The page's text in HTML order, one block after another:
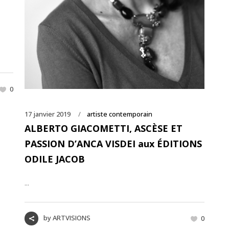
17 janvier 2019 artiste contemporain
ALBERTO GIACOMETTI, ASCÈSE ET
PASSION D’ANCA VISDEI aux ÉDITIONS
ODILE JACOB
...
byARTVISIONS 0
0